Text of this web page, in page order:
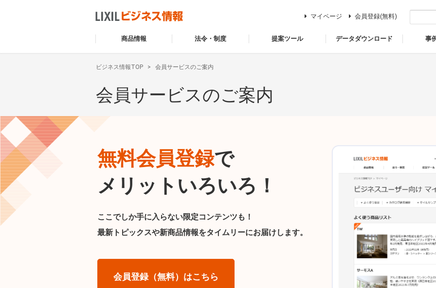
商品情報 法令・制度 提案ツール データダウンロード 事
マイページ 会員登録(無料)
ビジネス情報TOP 会員サービスのご案内
会員サービスのご案内
無料会員登録で
メリットいろいろ！
ここでしか手に入らない限定コンテンツも！
最新トピックスや新商品情報をタイムリーにお届けします。
会員登録（無料）はこちら